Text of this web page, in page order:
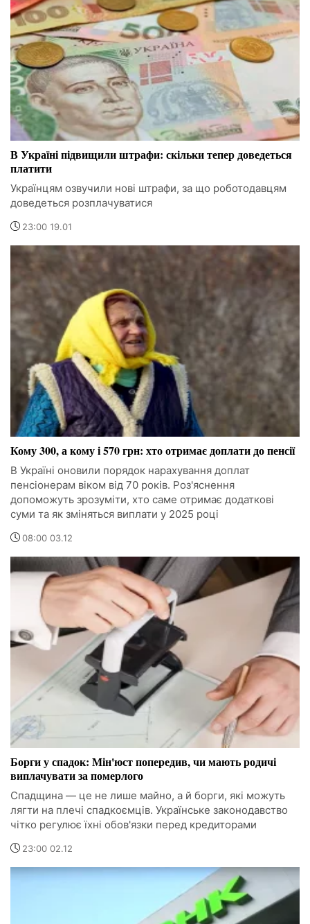
В Україні підвищили штрафи: скільки тепер доведеться
платити
Українцям озвучили нові штрафи, за що роботодавцям
доведеться розплачуватися
23:00 19.01
Кому 300, а кому і 570 грн: хто отримає доплати до пенсії
В Україні оновили порядок нарахування доплат
пенсіонерам віком від 70 років. Роз'яснення
допоможуть зрозуміти, хто саме отримає додаткові
суми та як зміняться виплати у 2025 році
08:00 03.12
Борги у спадок: Мін'юст попередив, чи мають родичі
виплачувати за померлого
Спадщина — це не лише майно, а й борги, які можуть
лягти на плечі спадкоємців. Українське законодавство
чітко регулює їхні обов'язки перед кредиторами
23:00 02.12